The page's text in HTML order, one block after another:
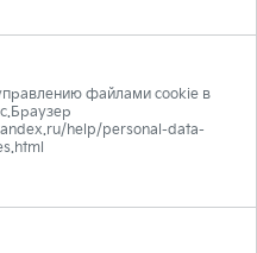
файлами cookie в
help/personal-data-